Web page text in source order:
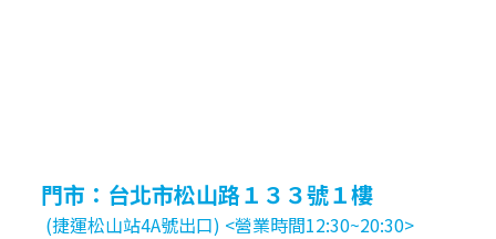
門市：台北市松山路１３３號１樓
(捷運松山站4A號出口) <營業時間12:30~20:30>